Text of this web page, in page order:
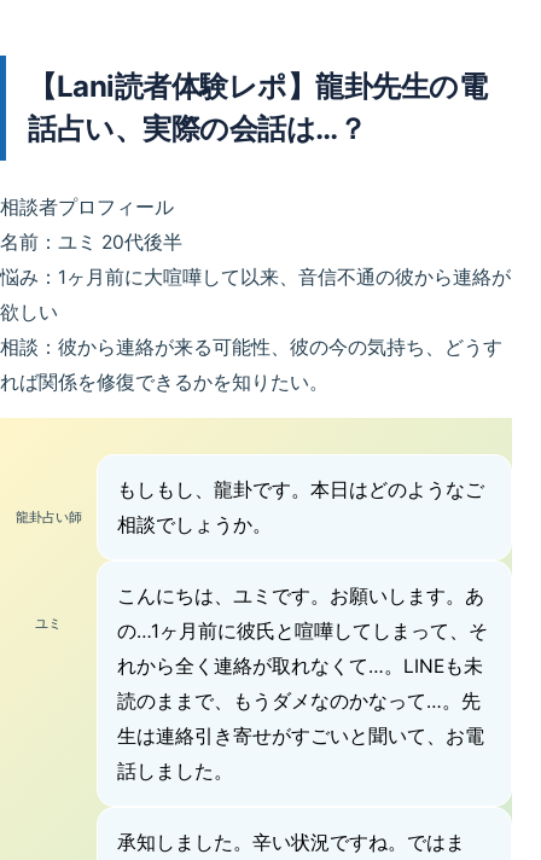
【Lani読者体験レポ】龍卦先生の電
話占い、実際の会話は…？
相談者プロフィール
名前：ユミ 20代後半
悩み：1ヶ月前に大喧嘩して以来、音信不通の彼から連絡が
欲しい
相談：彼から連絡が来る可能性、彼の今の気持ち、どうす
れば関係を修復できるかを知りたい。
龍卦占い師
もしもし、龍卦です。本日はどのようなご
相談でしょうか。
ユミ
こんにちは、ユミです。お願いします。あ
の…1ヶ月前に彼氏と喧嘩してしまって、そ
れから全く連絡が取れなくて…。LINEも未
読のままで、もうダメなのかなって…。先
生は連絡引き寄せがすごいと聞いて、お電
話しました。
承知しました。辛い状況ですね。ではま